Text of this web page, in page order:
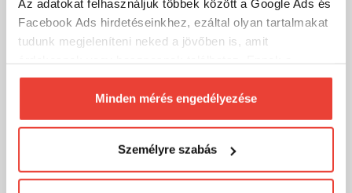
Az adatokat felhasználjuk többek között a Google Ads és
Facebook Ads hirdetéseinkhez, ezáltal olyan tartalmakat
tudunk megjeleníteni neked a jövőben is, amit
biztosításához arra kérünk, hogy engedd meg
számunkra minden mérés használatát.
Természetesensoha semmilyen formában nem fogunk
megváltoztathatod a döntésed ezzel kapcsolatban.
Előre is köszönjük!
Minden mérés engedélyezése
Személyre szabás
-19%